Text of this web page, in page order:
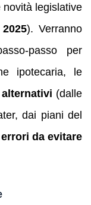
legislative
). Verranno
per
ipotecaria, le
(dalle
dai piani del
errori da evitare